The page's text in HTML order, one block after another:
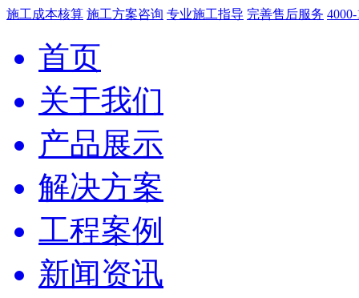
施工成本核算 施工方案咨询 专业施工指导 完善售后服务
首页
关于我们
产品展示
解决方案
工程案例
新闻资讯